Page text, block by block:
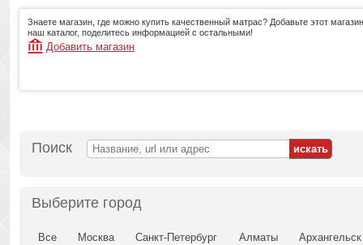
Знаете магазин, где можно купить качественный матрас? Добавьте этот
наш каталог, поделитесь информацией с остальными!
Добавить магазин
Поиск
Выберите город
Все Москва Санкт-Петербург Алматы Архангельск